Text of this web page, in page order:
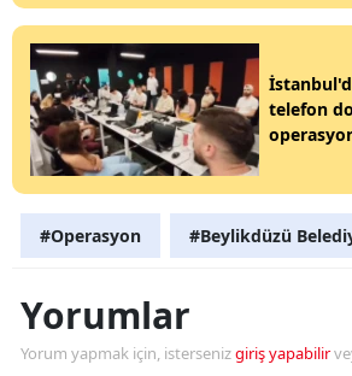
telefon
#Operasyon #Beylikdüzü
Yorumlar
Yorum yapmak için, istersenizgiriş yapabilir